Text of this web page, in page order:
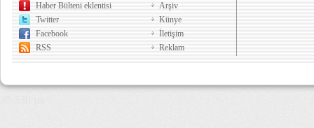
Haber Bülteni eklentisi
Twitter
Facebook
RSS
Arşiv
Künye
İletişim
Reklam